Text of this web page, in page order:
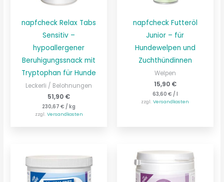
napfcheck Relax Tabs
Sensitiv –
hypoallergener
Beruhigungssnack mit
Tryptophan für Hunde
Leckerli / Belohnungen
51,90 €
230,67€ / kg
zzgl. Versandkosten
napfcheck Futteröl
Junior – für
Hundewelpen und
Zuchthündinnen
Welpen
15,90 €
63,60 € /
zzgl.Versandkosten